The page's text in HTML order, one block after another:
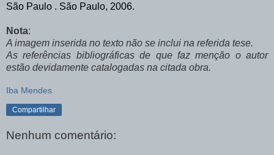
São Paulo . São Paulo, 2006.
Nota:
A imagem inserida no texto não se inclui na referida tese.
As referências bibliográficas de que faz menção o autor
estão devidamente catalogadas na citada obra.
Iba Mendes
Compartilhar
Nenhum comentário: